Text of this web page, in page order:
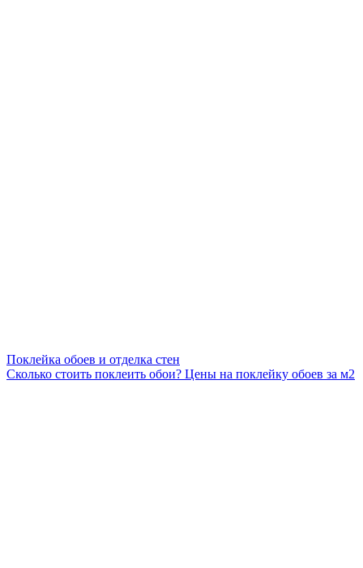
Поклейка обоев и отделка стен
Сколько стоить поклеить обои? Цены на поклейку обоев за м2